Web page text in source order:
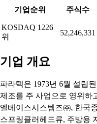
기업순위 주식수
KOSDAQ 1226
위
52,246,331
기업 개요
파라텍은 1973년 6월 설립
제조를 주 사업으로 영위하
엘베이스시스템즈㈜, 한국
스프링클러헤드류, 주방용